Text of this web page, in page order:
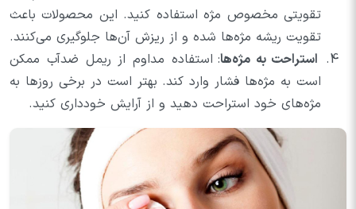
تقویتی مخصوص مژه استفاده کنید. این محصولات باعث
تقویت ریشه مژه‌ها شده و از ریزش آن‌ها جلوگیری می‌کنند.
استراحت به مژه‌ها: استفاده مداوم از ریمل ضد‌آب ممکن
است به مژه‌ها فشار وارد کند. بهتر است در برخی روزها به
مژه‌های خود استراحت دهید و از آرایش خودداری کنید.